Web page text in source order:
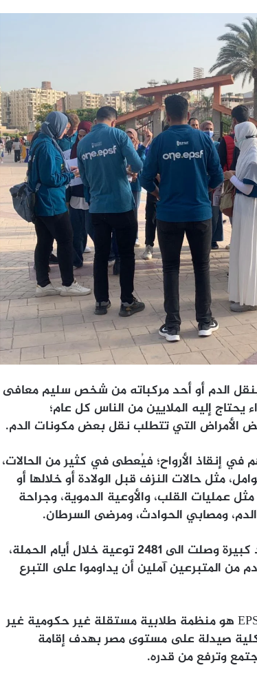
الدم أو أحد مركباته من شخص سليم معافى
إليه الملايين من الناس كل عام؛
الأمراض التي تتطلب نقل بعض مكونات الدم.
إنقاذ الأرواح؛ فيُعطى في كثير من الحالات،
مثل حالات النزف قبل الولادة أو خلالها أو
عمليات القلب، والأوعية الدموية، وجراحة
الدم، ومصابي الحوادث، ومرضى السرطان.
ووفقت الحملة في نشر الوعي بين اعداد كبيرة وصلت الى ٢٤٨١ توعية خلال أيام الحملة،
بتجميع ١٤٥ كيس دم من المتبرعين آملين أن يداوموا على التبرع
يذكر أن الاتحاد المصري لطلاب الصيدلة EPSF هو منظمة طلابية مستقلة غير حكومية غير
للربح تضم طلاب الصيدلة في ٣٨ كلية صيدلة على مستوى مصر بهدف إقامة
وترفع من قدره.